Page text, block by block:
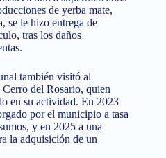
de yerba mate,
se le hizo entrega de
tras los daños
también visitó al
del Rosario, quien
en su actividad. En 2023
por el municipio a tasa
y en 2025 a una
la adquisición de un